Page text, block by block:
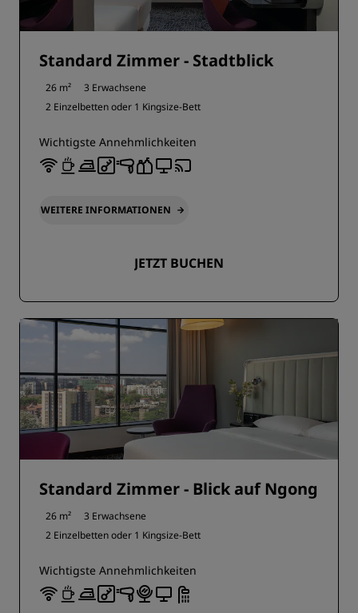
Standard Zimmer - Stadtblick
26 m²
3 Erwachsene
2 Einzelbetten oder 1 Kingsize-Bett
Wichtigste Annehmlichkeiten
WEITERE INFORMATIONEN
JETZT BUCHEN
Standard Zimmer - Blick auf Ngong
26 m²
3 Erwachsene
2 Einzelbetten oder 1 Kingsize-Bett
Wichtigste Annehmlichkeiten